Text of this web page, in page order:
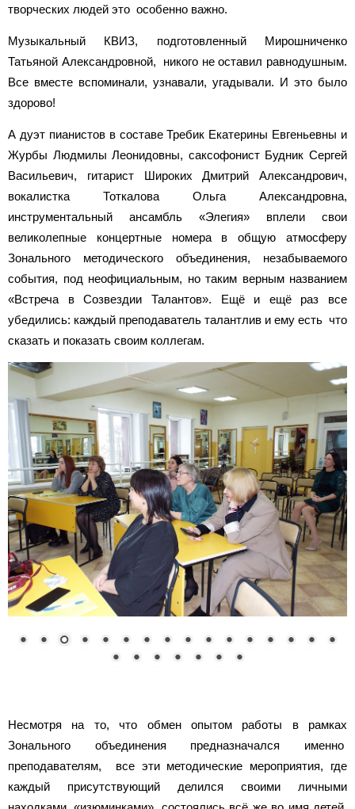
творческих людей это особенно важно.
Музыкальный КВИЗ, подготовленный Мирошниченко
Татьяной Александровной, никого не оставил равнодушным.
Все вместе вспоминали, узнавали, угадывали. И это было
здорово!
А дуэт пианистов в составе Требик Екатерины Евгеньевны и
Журбы Людмилы Леонидовны, саксофонист Будник Сергей
Васильевич, гитарист Широких Дмитрий Александрович,
вокалистка Тоткалова Ольга Александровна,
инструментальный ансамбль «Элегия» вплели свои
великолепные концертные номера в общую атмосферу
Зонального методического объединения, незабываемого
события, под неофициальным, но таким верным названием
«Встреча в Созвездии Талантов». Ещё и ещё раз все
убедились: каждый преподаватель талантлив и ему есть что
сказать и показать своим коллегам.
Несмотря на то, что обмен опытом работы в рамках
Зонального объединения предназначался именно
преподавателям, все эти методические мероприятия, где
каждый присутствующий делился своими личными